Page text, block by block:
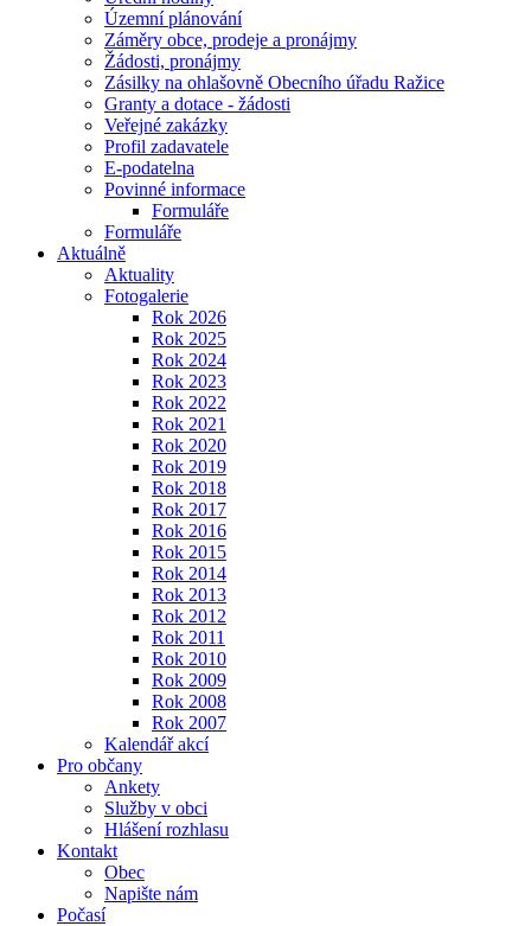
Územní plánování
Záměry obce, prodeje a pronájmy
Žádosti, pronájmy
Zásilky na ohlašovně Obecního úřadu Ražice
Granty a dotace - žádosti
Veřejné zakázky
Profil zadavatele
E-podatelna
Povinné informace
Formuláře
Formuláře
Aktuálně
Aktuality
Fotogalerie
Rok 2026
Rok 2025
Rok 2024
Rok 2023
Rok 2022
Rok 2021
Rok 2020
Rok 2019
Rok 2018
Rok 2017
Rok 2016
Rok 2015
Rok 2014
Rok 2013
Rok 2012
Rok 2011
Rok 2010
Rok 2009
Rok 2008
Rok 2007
Kalendář akcí
Pro občany
Ankety
Služby v obci
Hlášení rozhlasu
Kontakt
Obec
Napište nám
Počasí